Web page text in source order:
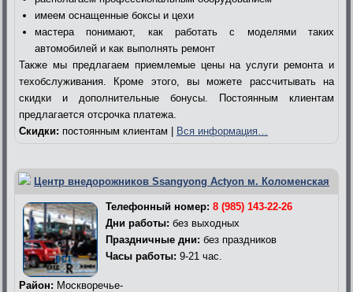
имеем оснащенные боксы и цехи
мастера понимают, как работать с моделями таких
автомобилей и как выполнять ремонт
Также мы предлагаем приемлемые цены на услуги ремонта и
техобслуживания. Кроме этого, вы можете рассчитывать на
скидки и дополнительные бонусы. Постоянным клиентам
предлагается отсрочка платежа.
Скидки: постоянным клиентам | Вся информация…
Центр внедорожников Ssangyong Actyon м. Коломенская
Телефонный номер: 8 (985) 143-22-26
Дни работы: без выходных
Праздничные дни: без праздников
Часы работы: 9-21 час.
Район: Москворечье-